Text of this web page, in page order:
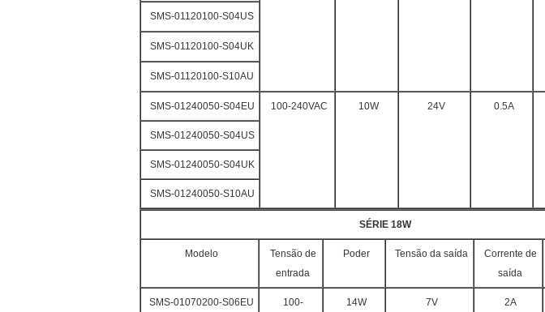
SMS-01120100-S04US
SMS-01120100-S04UK
SMS-01120100-S10AU
SMS-01240050-S04EU 100-240VAC 10W 24V 0.5A
SMS-01240050-S04US
SMS-01240050-S04UK
SMS-01240050-S10AU
SÉRIE 18W
Modelo
Tensão de
entrada
Poder Tensão da saída
Corrente de
saída
SMS-01070200-S06EU
100-
14W 7V 2A